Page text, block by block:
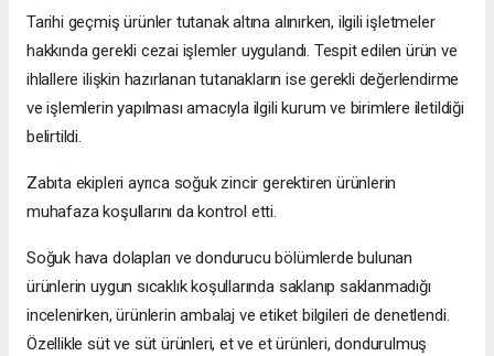
Tarihi geçmiş ürünler tutanak altına alınırken, ilgili işletmeler
hakkında gerekli cezai işlemler uygulandı. Tespit edilen ürün ve
ihlallere ilişkin hazırlanan tutanakların ise gerekli değerlendirme
ve işlemlerin yapılması amacıyla ilgili kurum ve birimlere iletildiği
belirtildi.
Zabıta ekipleri ayrıca soğuk zincir gerektiren ürünlerin
muhafaza koşullarını da kontrol etti.
Soğuk hava dolapları ve dondurucu bölümlerde bulunan
ürünlerin uygun sıcaklık koşullarında saklanıp saklanmadığı
incelenirken, ürünlerin ambalaj ve etiket bilgileri de denetlendi.
Özellikle süt ve süt ürünleri, et ve et ürünleri, dondurulmuş